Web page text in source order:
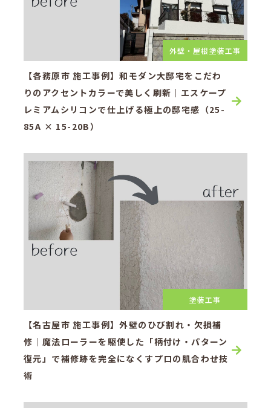
外壁・屋根塗装工事
【各務原市 施工事例】和モダン大邸宅をこだわ
りのアクセントカラーで美しく刷新｜エスケープ
レミアムシリコンで仕上げる極上の邸宅感（25-
85A × 15-20B）
塗装工事
【名古屋市 施工事例】外壁のひび割れ・欠損補
修｜魔法ローラーを駆使した「柄付け・パターン
復元」で補修跡を完全になくすプロの肌合わせ技
術